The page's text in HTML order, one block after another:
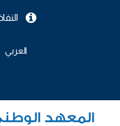
العربي